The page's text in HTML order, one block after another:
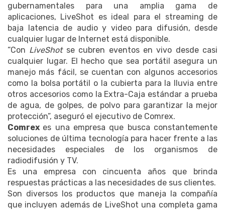
gubernamentales para una amplia gama de
aplicaciones, LiveShot es ideal para el streaming de
baja latencia de audio y video para difusión, desde
cualquier lugar de Internet está disponible.
“Con LiveShot se cubren eventos en vivo desde casi
cualquier lugar. El hecho que sea portátil asegura un
manejo más fácil, se cuentan con algunos accesorios
como la bolsa portátil o la cubierta para la lluvia entre
otros accesorios como la Extra-Caja estándar a prueba
de agua, de golpes, de polvo para garantizar la mejor
protección”, aseguró el ejecutivo de Comrex.
Comrex es una empresa que busca constantemente
soluciones de última tecnología para hacer frente a las
necesidades especiales de los organismos de
radiodifusión y TV.
Es una empresa con cincuenta años que brinda
respuestas prácticas a las necesidades de sus clientes.
Son diversos los productos que maneja la compañía
que incluyen además de LiveShot una completa gama